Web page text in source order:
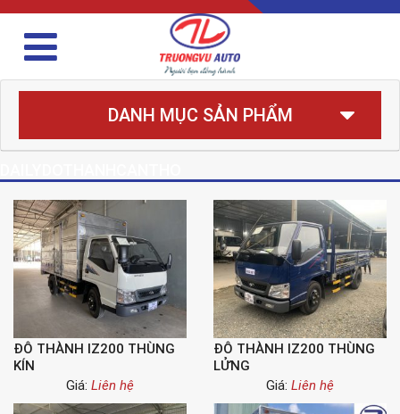
DANH MỤC SẢN PHẨM
ĐÔ THÀNH IZ200 THÙNG
KÍN
Giá: Liên hệ
ĐÔ THÀNH IZ200 THÙNG
LỬNG
Giá: Liên hệ